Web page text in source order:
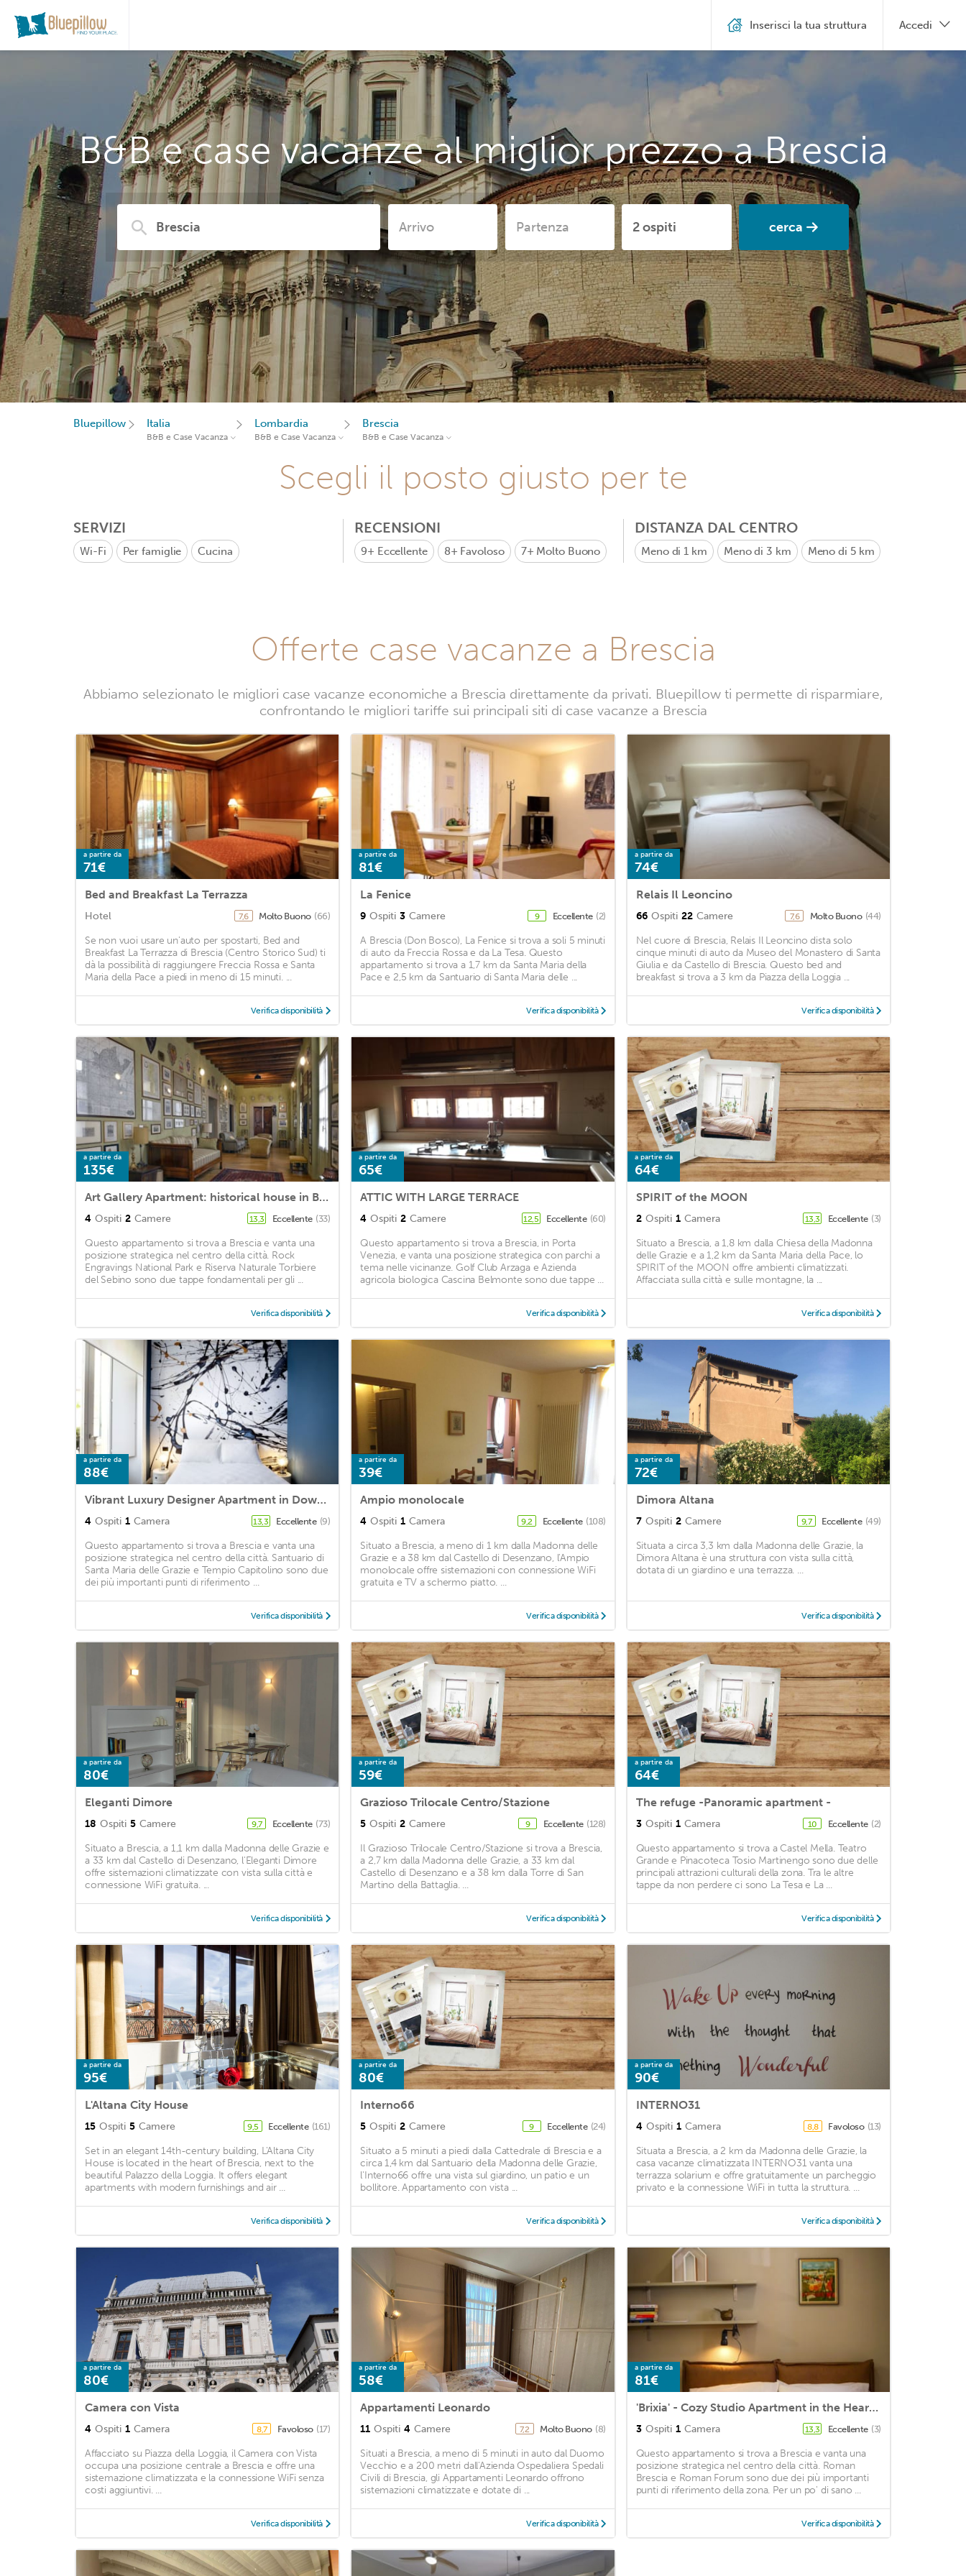
B&B e case vacanze al miglior prezzo a Brescia
cerca
Inserisci la tua struttura Accedi
Bluepillow Italia
B&B e Case Vacanza
Lombardia
B&B e Case Vacanza
Brescia
B&B e Case Vacanza
Scegli il posto giusto per te
SERVIZI
Wi-Fi Per famiglie Cucina
RECENSIONI
9+ Eccellente 8+ Favoloso 7+ Molto Buono
DISTANZA DAL CENTRO
Meno di 1 km Meno di 3 km Meno di 5 km
Offerte case vacanze a Brescia
Abbiamo selezionato le migliori case vacanze economiche a Brescia direttamente da privati. Bluepillow ti permette di risparmiare,
confrontando le migliori tariffe sui principali siti di case vacanze a Brescia
a partire da
71€
Bed and Breakfast La Terrazza
Hotel 7,6 Molto Buono (66)
Se non vuoi usare un'auto per spostarti, Bed and
Breakfast La Terrazza di Brescia (Centro Storico Sud) ti
dà la possibilità di raggiungere Freccia Rossa e Santa
Maria della Pace a piedi in meno di 15 minuti. ...
Verifica disponibilità
a partire da
81€
La Fenice
9 Ospiti 3 Camere 9 Eccellente (2)
A Brescia (Don Bosco), La Fenice si trova a soli 5 minuti
di auto da Freccia Rossa e da La Tesa. Questo
appartamento si trova a 1,7 km da Santa Maria della
Pace e 2,5 km da Santuario di Santa Maria delle ...
Verifica disponibilità
a partire da
74€
Relais Il Leoncino
66 Ospiti 22 Camere 7,6 Molto Buono (44)
Nel cuore di Brescia, Relais Il Leoncino dista solo
cinque minuti di auto da Museo del Monastero di Santa
Giulia e da Castello di Brescia. Questo bed and
breakfast si trova a 3 km da Piazza della Loggia ...
Verifica disponibilità
a partire da
135€
Art Gallery Apartment: historical house in Brescia city center
4 Ospiti 2 Camere 13,3 Eccellente (33)
Questo appartamento si trova a Brescia e vanta una
posizione strategica nel centro della città. Rock
Engravings National Park e Riserva Naturale Torbiere
del Sebino sono due tappe fondamentali per gli ...
Verifica disponibilità
a partire da
65€
ATTIC WITH LARGE TERRACE
4 Ospiti 2 Camere 12,5 Eccellente (60)
Questo appartamento si trova a Brescia, in Porta
Venezia, e vanta una posizione strategica con parchi a
tema nelle vicinanze. Golf Club Arzaga e Azienda
agricola biologica Cascina Belmonte sono due tappe ...
Verifica disponibilità
a partire da
64€
SPIRIT of the MOON
2 Ospiti 1 Camera 13,3 Eccellente (3)
Situato a Brescia, a 1,8 km dalla Chiesa della Madonna
delle Grazie e a 1,2 km da Santa Maria della Pace, lo
SPIRIT of the MOON offre ambienti climatizzati.
Affacciata sulla città e sulle montagne, la ...
Verifica disponibilità
a partire da
88€
Vibrant Luxury Designer Apartment in Downtown
4 Ospiti 1 Camera 13,3 Eccellente (9)
Questo appartamento si trova a Brescia e vanta una
posizione strategica nel centro della città. Santuario di
Santa Maria delle Grazie e Tempio Capitolino sono due
dei più importanti punti di riferimento ...
Verifica disponibilità
a partire da
39€
Ampio monolocale
4 Ospiti 1 Camera 9,2 Eccellente (108)
Situato a Brescia, a meno di 1 km dalla Madonna delle
Grazie e a 38 km dal Castello di Desenzano, l'Ampio
monolocale offre sistemazioni con connessione WiFi
gratuita e TV a schermo piatto. ...
Verifica disponibilità
a partire da
72€
Dimora Altana
7 Ospiti 2 Camere 9,7 Eccellente (49)
Situata a circa 3,3 km dalla Madonna delle Grazie, la
Dimora Altana è una struttura con vista sulla città,
dotata di un giardino e una terrazza. ...
Verifica disponibilità
a partire da
80€
Eleganti Dimore
18 Ospiti 5 Camere 9,7 Eccellente (73)
Situato a Brescia, a 1,1 km dalla Madonna delle Grazie e
a 33 km dal Castello di Desenzano, l'Eleganti Dimore
offre sistemazioni climatizzate con vista sulla città e
connessione WiFi gratuita. ...
Verifica disponibilità
a partire da
59€
Grazioso Trilocale Centro/Stazione
5 Ospiti 2 Camere 9 Eccellente (128)
Il Grazioso Trilocale Centro/Stazione si trova a Brescia,
a 2,7 km dalla Madonna delle Grazie, a 33 km dal
Castello di Desenzano e a 38 km dalla Torre di San
Martino della Battaglia. ...
Verifica disponibilità
a partire da
64€
The refuge -Panoramic apartment -
3 Ospiti 1 Camera 10 Eccellente (2)
Questo appartamento si trova a Castel Mella. Teatro
Grande e Pinacoteca Tosio Martinengo sono due delle
principali attrazioni culturali della zona. Tra le altre
tappe da non perdere ci sono La Tesa e La ...
Verifica disponibilità
a partire da
95€
L'Altana City House
15 Ospiti 5 Camere 9,5 Eccellente (161)
Set in an elegant 14th-century building, L'Altana City
House is located in the heart of Brescia, next to the
beautiful Palazzo della Loggia. It offers elegant
apartments with modern furnishings and air ...
Verifica disponibilità
a partire da
80€
Interno66
5 Ospiti 2 Camere 9 Eccellente (24)
Situato a 5 minuti a piedi dalla Cattedrale di Brescia e a
circa 1,4 km dal Santuario della Madonna delle Grazie,
l'Interno66 offre una vista sul giardino, un patio e un
bollitore. Appartamento con vista ...
Verifica disponibilità
a partire da
90€
INTERNO31
4 Ospiti 1 Camera 8,8 Favoloso (13)
Situata a Brescia, a 2 km da Madonna delle Grazie, la
casa vacanze climatizzata INTERNO31 vanta una
terrazza solarium e offre gratuitamente un parcheggio
privato e la connessione WiFi in tutta la struttura. ...
Verifica disponibilità
a partire da
80€
Camera con Vista
4 Ospiti 1 Camera 8,7 Favoloso (17)
Affacciato su Piazza della Loggia, il Camera con Vista
occupa una posizione centrale a Brescia e offre una
sistemazione climatizzata e la connessione WiFi senza
costi aggiuntivi. ...
Verifica disponibilità
a partire da
58€
Appartamenti Leonardo
11 Ospiti 4 Camere 7,2 Molto Buono (8)
Situati a Brescia, a meno di 5 minuti in auto dal Duomo
Vecchio e a 200 metri dall'Azienda Ospedaliera Spedali
Civili di Brescia, gli Appartamenti Leonardo offrono
sistemazioni climatizzate e dotate di ...
Verifica disponibilità
a partire da
81€
'Brixia' - Cozy Studio Apartment in the Heart of the City of Brescia
3 Ospiti 1 Camera 13,3 Eccellente (3)
Questo appartamento si trova a Brescia e vanta una
posizione strategica nel centro della città. Roman
Brescia e Roman Forum sono due dei più importanti
punti di riferimento della zona. Per un po' di sano ...
Verifica disponibilità